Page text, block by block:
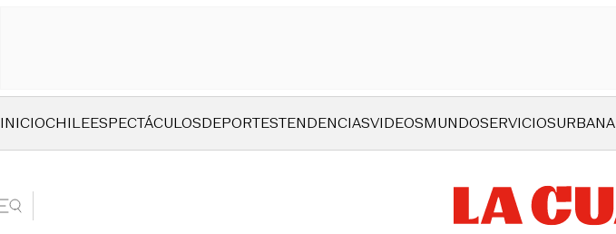
INICIOCHILEESPECTÁCULOSDEPORTESTENDENCIASVIDEOSMUNDOSERVICIOSURBANA